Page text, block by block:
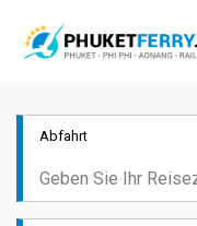
Abfahrt